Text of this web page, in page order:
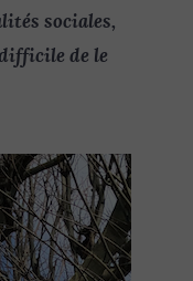
sociales,
de le